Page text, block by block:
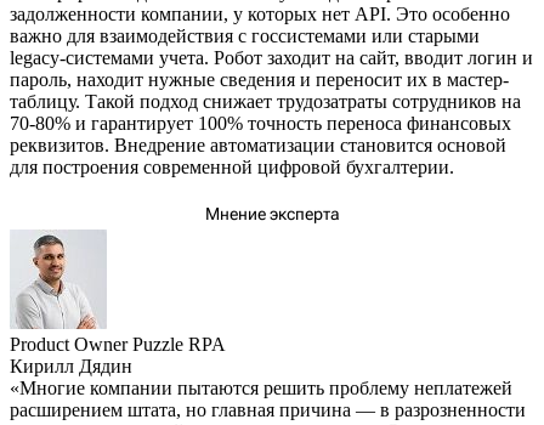
задолженности компании, у которых нет API. Это особенно
важно для взаимодействия с госсистемами или старыми
legacy-системами учета. Робот заходит на сайт, вводит логин и
пароль, находит нужные сведения и переносит их в мастер-
таблицу. Такой подход снижает трудозатраты сотрудников на
70-80% и гарантирует 100% точность переноса финансовых
реквизитов. Внедрение автоматизации становится основой
для построения современной цифровой бухгалтерии.
Мнение эксперта
Product Owner Puzzle RPA
Кирилл Дядин
«Многие компании пытаются решить проблему неплатежей
расширением штата, но главная причина — в разрозненности